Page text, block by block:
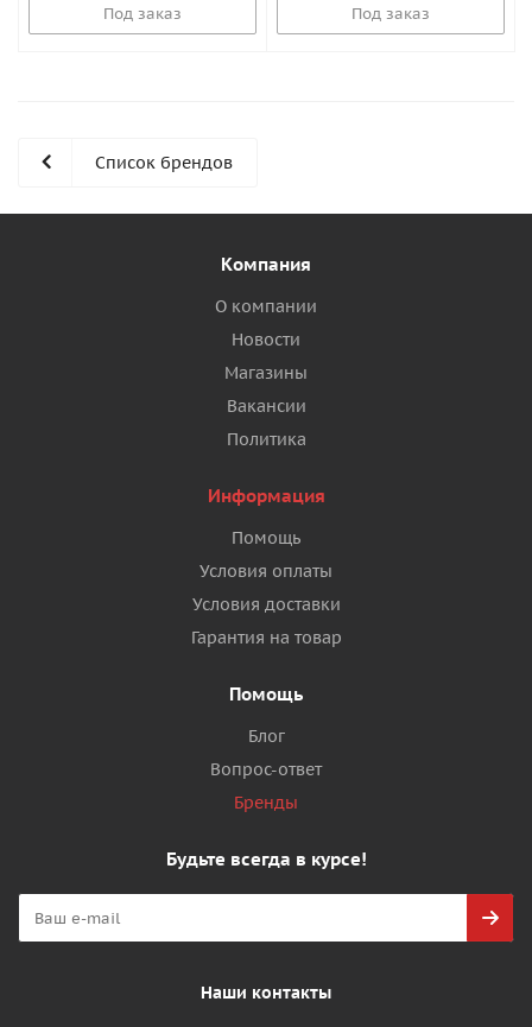
Под заказ Под заказ
Список брендов
Компания
О компании
Новости
Магазины
Вакансии
Политика
Информация
Помощь
Условия оплаты
Условия доставки
Гарантия на товар
Помощь
Блог
Вопрос-ответ
Бренды
Будьте всегда в курсе!
Наши контакты